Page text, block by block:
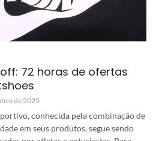
72 horas de ofertas
de 2025
conhecida pela combinação de
em seus produtos, segue sendo